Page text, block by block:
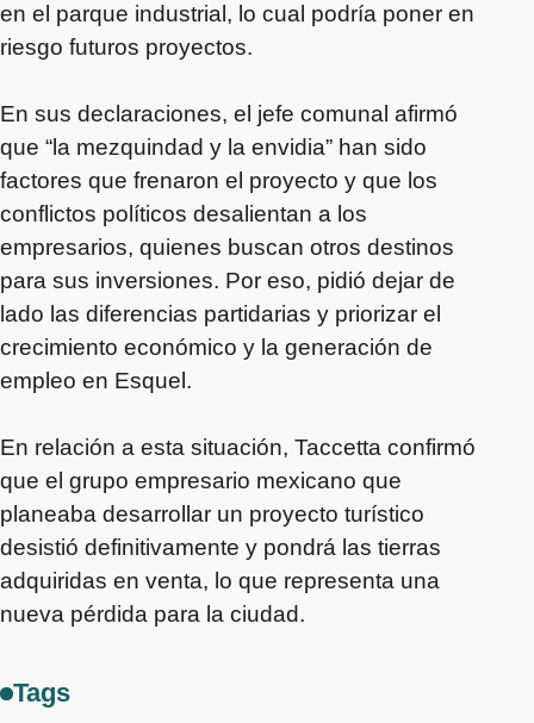
en el parque industrial, lo cual podría poner en
riesgo futuros proyectos.
En sus declaraciones, el jefe comunal afirmó
que “la mezquindad y la envidia” han sido
factores que frenaron el proyecto y que los
conflictos políticos desalientan a los
empresarios, quienes buscan otros destinos
para sus inversiones. Por eso, pidió dejar de
lado las diferencias partidarias y priorizar el
crecimiento económico y la generación de
empleo en Esquel.
En relación a esta situación, Taccetta confirmó
que el grupo empresario mexicano que
planeaba desarrollar un proyecto turístico
desistió definitivamente y pondrá las tierras
adquiridas en venta, lo que representa una
nueva pérdida para la ciudad.
Tags